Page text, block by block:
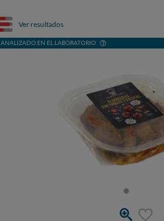
Ver resultados
ANALIZADO EN EL LABORATORIO